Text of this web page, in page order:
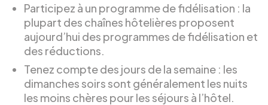
Participez à un programme de fidélisation : la
plupart des chaînes hôtelières proposent
aujourd’hui des programmes de fidélisation et
des réductions.
Tenez compte des jours de la semaine : les
dimanches soirs sont généralement les nuits
les moins chères pour les séjours à l’hôtel.